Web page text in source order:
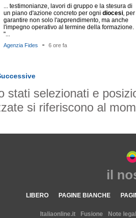
... testimonianze, lavori di gruppo e la stesura di
un piano d'azione concreto per ogni diocesi, per
garantire non solo l'apprendimento, ma anche
l'impegno operativo al termine della formazione.
"...
Agenzia Fides - 6 ore fa
stati selezionati e
si riferiscono al
il
LIBERO PAGINE BIANCHE
Italiaonline.it Fusione Note